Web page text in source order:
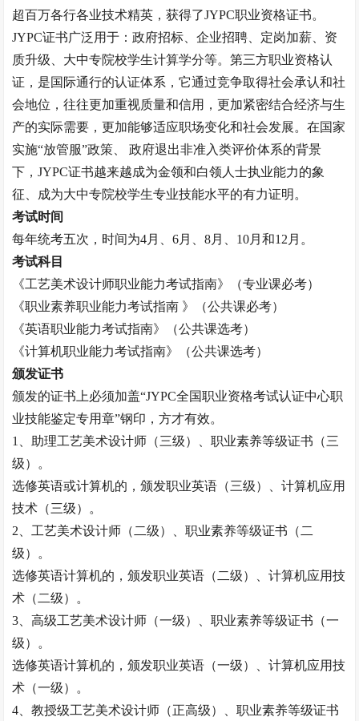
超百万各行各业技术精英，获得了JYPC职业资格证书。
JYPC证书广泛用于：政府招标、企业招聘、定岗加薪、资
质升级、大中专院校学生计算学分等。第三方职业资格认
证，是国际通行的认证体系，它通过竞争取得社会承认和社
会地位，往往更加重视质量和信用，更加紧密结合经济与生
产的实际需要，更加能够适应职场变化和社会发展。在国家
实施“放管服”政策、 政府退出非准入类评价体系的背景
下，JYPC证书越来越成为金领和白领人士执业能力的象
征、成为大中专院校学生专业技能水平的有力证明。
考试时间
每年统考五次，时间为4月、6月、8月、10月和12月。
考试科目
《工艺美术设计师职业能力考试指南》（专业课必考）
《职业素养职业能力考试指南 》（公共课必考）
《英语职业能力考试指南》（公共课选考）
《计算机职业能力考试指南》（公共课选考）
颁发证书
颁发的证书上必须加盖“JYPC全国职业资格考试认证中心职
业技能鉴定专用章”钢印，方才有效。
1、助理工艺美术设计师（三级）、职业素养等级证书（三
级）。
选修英语或计算机的，颁发职业英语（三级）、计算机应用
技术（三级）。
2、工艺美术设计师（二级）、职业素养等级证书（二
级）。
选修英语计算机的，颁发职业英语（二级）、计算机应用技
术（二级）。
3、高级工艺美术设计师（一级）、职业素养等级证书（一
级）。
选修英语计算机的，颁发职业英语（一级）、计算机应用技
术（一级）。
4、教授级工艺美术设计师（正高级）、职业素养等级证书